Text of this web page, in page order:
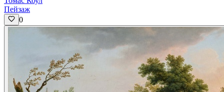
Пейзаж
0